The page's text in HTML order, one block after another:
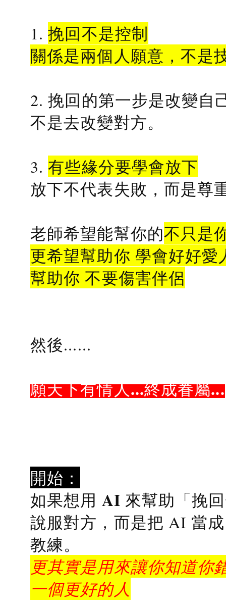
1.挽回不是控制
關係是兩個人願意，不是
2. 挽回的第一步是改變自
不是去改變對方。
3.有些緣分要學會放下
放下不代表失敗，而是尊
老師希望能幫你的不只是
更希望幫助你 學會好好愛
幫助你 不要傷害伴侶
然後......
願天下有情人...終成眷屬...
開始：
如果想用 AI 來幫助「挽
說服對方，而是把 AI 當
教練。
更其實是用來讓你知道你
一個更好的人